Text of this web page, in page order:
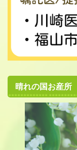
晴れの国お産所